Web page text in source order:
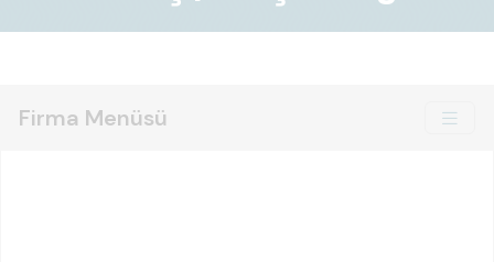
Firma Menüsü